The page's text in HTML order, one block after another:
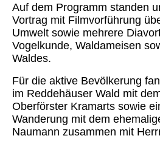
Auf dem Programm standen
Vortrag mit Filmvorführung
Umwelt sowie mehrere
Vogelkunde, Waldameisen
Waldes.
Für die aktive Bevölkerung
im Reddehäuser Wald mit
Oberförster Kramarts sowie
Wanderung mit dem
Naumann zusammen mit